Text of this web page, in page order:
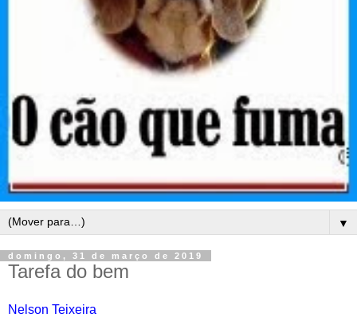
▼
domingo, 31 de março de 2019
Tarefa do bem
Nelson Teixeira